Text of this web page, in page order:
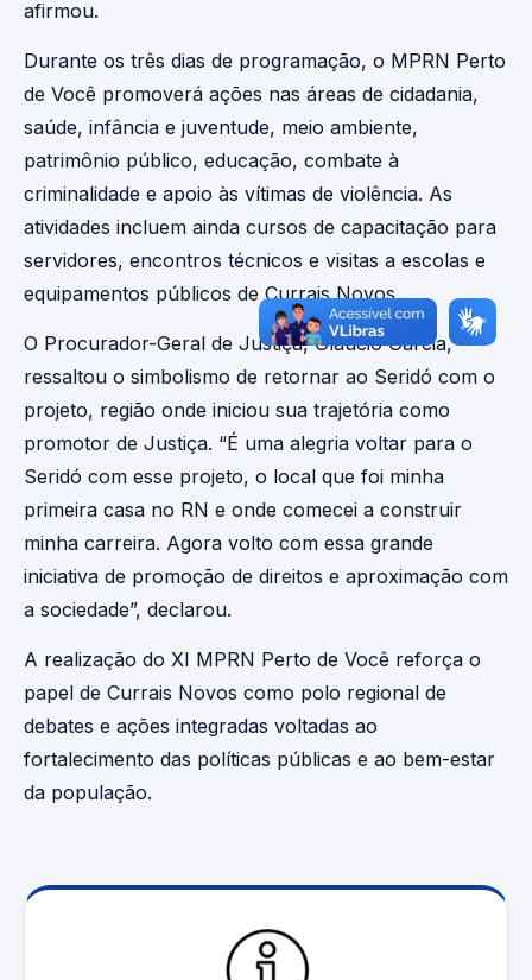
afirmou.
Durante os três dias de programação, o MPRN Perto
de Você promoverá ações nas áreas de cidadania,
saúde, infância e juventude, meio ambiente,
patrimônio público, educação, combate à
criminalidade e apoio às vítimas de violência. As
atividades incluem ainda cursos de capacitação para
servidores, encontros técnicos e visitas a escolas e
equipamentos públicos de Currais Novos.
O Procurador-Geral de Justiça, Glaucio Garcia,
ressaltou o simbolismo de retornar ao Seridó com o
projeto, região onde iniciou sua trajetória como
promotor de Justiça. “É uma alegria voltar para o
Seridó com esse projeto, o local que foi minha
primeira casa no RN e onde comecei a construir
minha carreira. Agora volto com essa grande
iniciativa de promoção de direitos e aproximação com
a sociedade”, declarou.
A realização do XI MPRN Perto de Você reforça o
papel de Currais Novos como polo regional de
debates e ações integradas voltadas ao
fortalecimento das políticas públicas e ao bem-estar
da população.